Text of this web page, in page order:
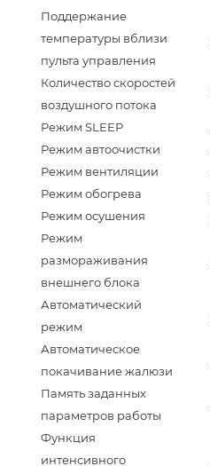
Поддержание
температуры вблизи
пульта управления
Количество скоростей
воздушного потока
Режим SLEEP
Режим автоочистки
Режим вентиляции
Режим обогрева
Режим осушения
Режим
размораживания
внешнего блока
Автоматический
режим
Автоматическое
покачивание жалюзи
Память заданных
параметров работы
Функция
интенсивного